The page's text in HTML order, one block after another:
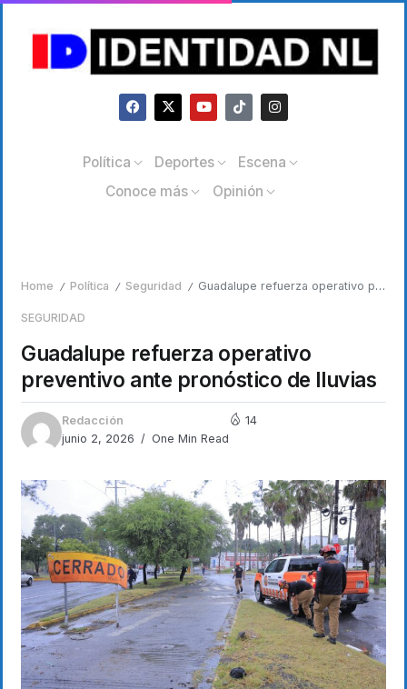
Política Deportes
Escena
Conoce más
Opinión
Home / Política / Seguridad / Guadalupe refuerza operativo preventivo ante pronóstico de lluvias
SEGURIDAD
Guadalupe refuerza operativo
preventivo ante pronóstico de lluvias
Redacción
junio 2, 2026
One Min Read
14